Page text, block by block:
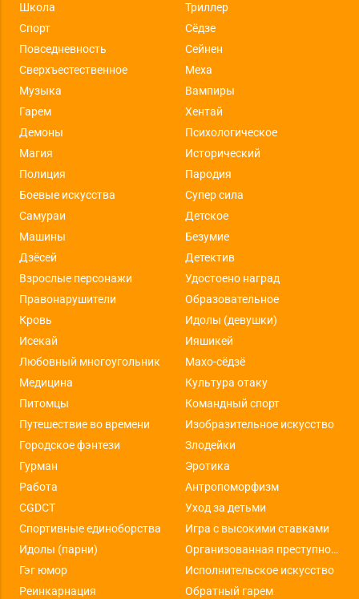
Школа
Триллер
Спорт
Сёдзе
Повседневность
Сейнен
Сверхъестественное
Меха
Музыка
Вампиры
Гарем
Хентай
Демоны
Психологическое
Магия
Исторический
Полиция
Пародия
Боевые искусства
Супер сила
Самураи
Детское
Машины
Безумие
Дзёсей
Детектив
Взрослые персонажи
Удостоено наград
Правонарушители
Образовательное
Кровь
Идолы (девушки)
Исекай
Ияшикей
Любовный многоугольник
Махо-сёдзё
Медицина
Культура отаку
Питомцы
Командный спорт
Путешествие во времени
Изобразительное искусство
Городское фэнтези
Злодейки
Гурман
Эротика
Работа
Антропоморфизм
CGDCT
Уход за детьми
Спортивные единоборства
Игра с высокими ставками
Идолы (парни)
Организованная преступность
Гэг юмор
Исполнительское искусство
Реинкарнация
Обратный гарем